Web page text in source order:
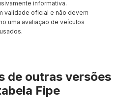
informativa.
validade oficial e não devem
uma avaliação de veículos
usados.
de outras versões
Fipe